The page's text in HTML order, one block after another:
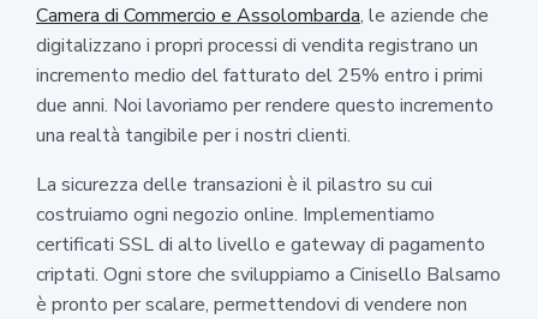
Camera di Commercio e Assolombarda, le aziende che
digitalizzano i propri processi di vendita registrano un
incremento medio del fatturato del 25% entro i primi
due anni. Noi lavoriamo per rendere questo incremento
una realtà tangibile per i nostri clienti.
La sicurezza delle transazioni è il pilastro su cui
costruiamo ogni negozio online. Implementiamo
certificati SSL di alto livello e gateway di pagamento
criptati. Ogni store che sviluppiamo a Cinisello Balsamo
è pronto per scalare, permettendovi di vendere non